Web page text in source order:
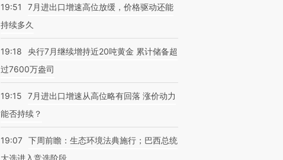
19:51
7月进出口增速高位放缓，价格驱动还能
持续多久
19:18
央行7月继续增持近20吨黄金 累计储备超
过7600万盎司
19:15
7月进出口增速从高位略有回落 涨价动力
能否持续？
19:07 下周前瞻：生态环境法典施行；巴西总统
大选进入竞选阶段